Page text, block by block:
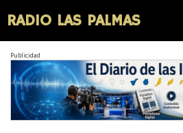
RADIO LAS PALMAS
Publicidad